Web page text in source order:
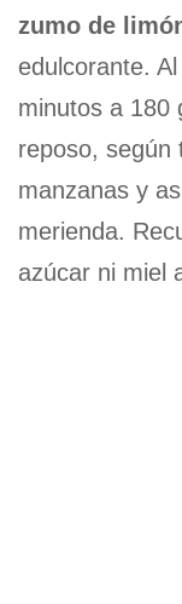
zumo de
edulcorante.
minutos a 180
reposo, según
manzanas y
merienda.
azúcar ni miel